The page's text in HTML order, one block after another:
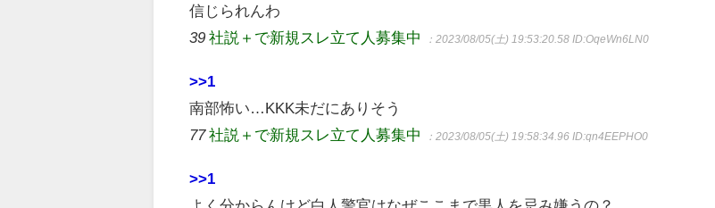
信じられんわ
39 社説＋で新規スレ立て人募集中 ：2023/08/05(土) 19:53:20.58ID:OqeWn6LN0
>>1
南部怖い…KKK未だにありそう
77 社説＋で新規スレ立て人募集中 ：2023/08/05(土) 19:58:34.96ID:qn4EEPHO0
>>1